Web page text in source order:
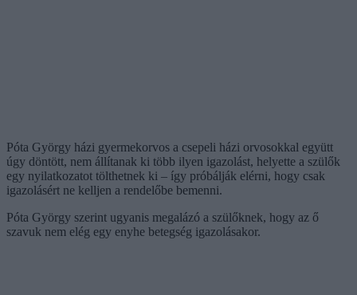
Póta György házi gyermekorvos a csepeli házi orvosokkal együtt
úgy döntött, nem állítanak ki több ilyen igazolást, helyette a szülők
egy nyilatkozatot tölthetnek ki – így próbálják elérni, hogy csak
igazolásért ne kelljen a rendelőbe bemenni.
Póta György szerint ugyanis megalázó a szülőknek, hogy az ő
szavuk nem elég egy enyhe betegség igazolásakor.